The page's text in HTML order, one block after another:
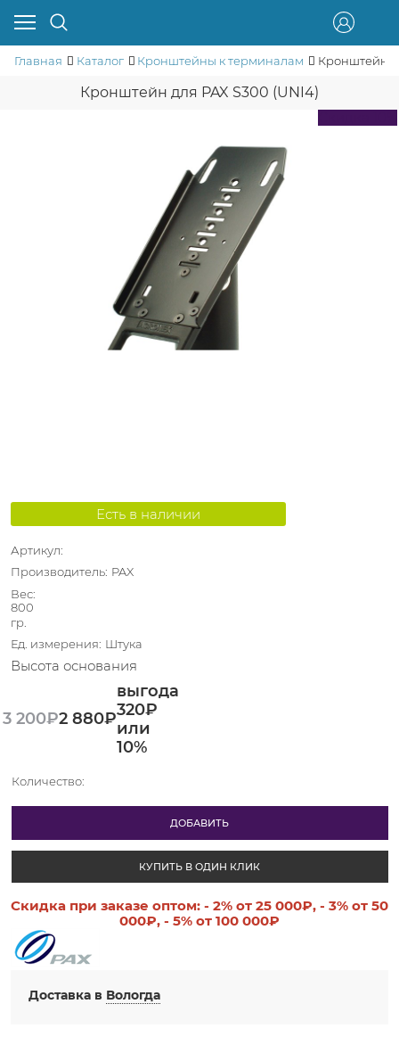
Главная Каталог Кронштейны к терминалам Кронштейн
Кронштейн для PAX S300 (UNI4)
Есть в наличии
Артикул:
Производитель: PAX
Вес:
800
гр.
Ед. измерения: Штука
Высота основания
3 200₽2 880₽
выгода
320₽
или
10%
Количество:
ДОБАВИТЬ
КУПИТЬ В ОДИН КЛИК
Скидка при заказе оптом: - 2% от 25 000₽, - 3% от 50
000₽, - 5% от 100 000₽
Доставка в Вологда